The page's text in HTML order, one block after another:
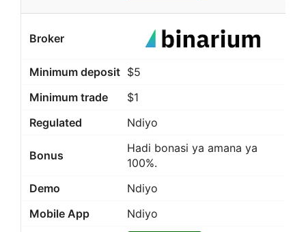
$5
$1
Ndiyo
Hadi bonasi ya amana ya
100%.
Ndiyo
Ndiyo